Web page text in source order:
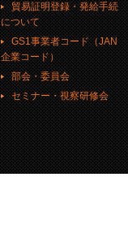
貿易証明登録・発給手続
について
GS1事業者コード（JAN
企業コード）
部会・委員会
セミナー・視察研修会